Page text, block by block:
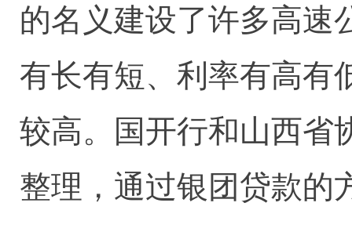
的名义建设了许多高速
有长有短、利率有高有
较高。国开行和山西省
整理，通过银团贷款的